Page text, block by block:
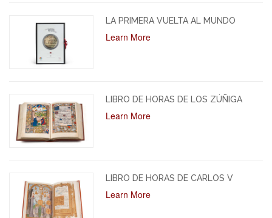
LA PRIMERA VUELTA AL MUNDO
Learn More
LIBRO DE HORAS DE LOS ZÚÑIGA
Learn More
LIBRO DE HORAS DE CARLOS V
Learn More